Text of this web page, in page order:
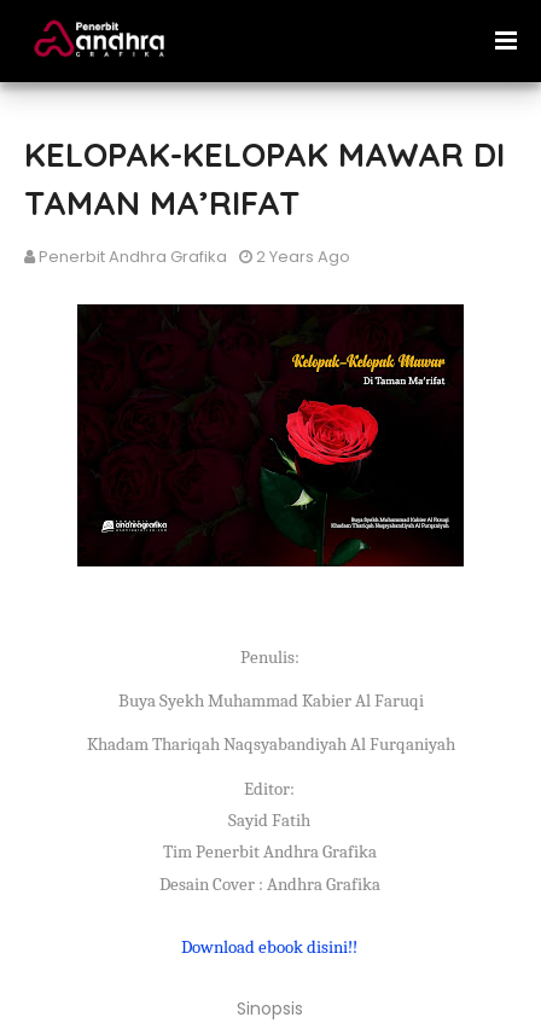
KELOPAK-KELOPAK MAWAR DI
TAMAN MA’RIFAT
Penerbit Andhra Grafika 2 Years Ago
Penulis:
Buya Syekh Muhammad Kabier Al Faruqi
Khadam Thariqah Naqsyabandiyah Al Furqaniyah
Editor:
Sayid Fatih
Tim Penerbit Andhra Grafika
Desain Cover : Andhra Grafika
Download ebook disini!!
Sinopsis